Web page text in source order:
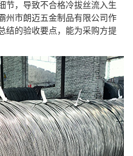
节，导致不合格冷拔丝流入生
州市朗迈五金制品有限公司作
结的验收要点，能为采购方提